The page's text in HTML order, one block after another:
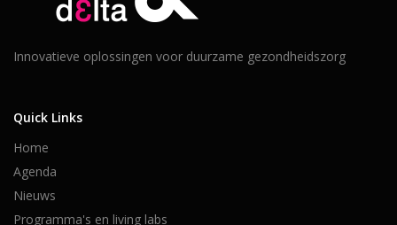
Innovatieve oplossingen voor duurzame gezondheidszorg
Quick Links
Home
Agenda
Nieuws
Programma's en living labs